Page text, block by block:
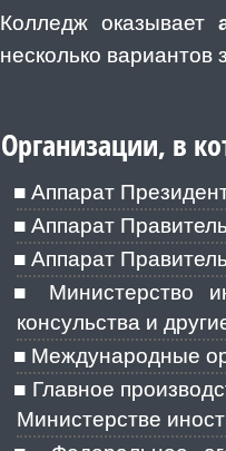
Колледж оказывает
несколько вариантов
Организации, в
Аппарат
Аппарат
Аппарат
Министерство
консульства и
Международные
Главное
Министерстве